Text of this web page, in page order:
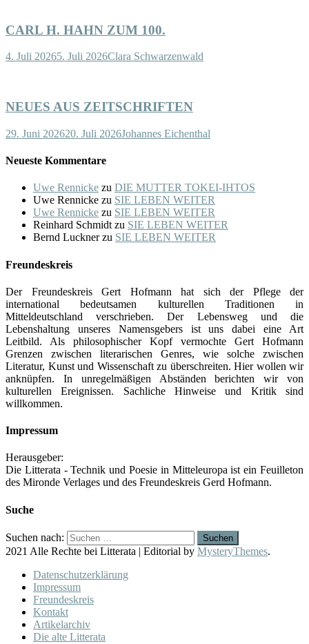
CARL H. HAHN ZUM 100.
4. Juli 20265. Juli 2026Clara Schwarzenwald
NEUES AUS ZEITSCHRIFTEN
29. Juni 202620. Juli 2026Johannes Eichenthal
Neueste Kommentare
Uwe Rennicke zu DIE MUTTER TOKEI-IHTOS
Uwe Rennicke zu SIE LEBEN WEITER
Uwe Rennicke zu SIE LEBEN WEITER
Reinhard Schmidtzu SIE LEBEN WEITER
Bernd Lucknerzu SIE LEBEN WEITER
Freundeskreis
Der Freundeskreis Gert Hofmann hat sich der Pflege der
international bedeutsamen kulturellen Traditionen in
Mitteldeutschland verschrieben. Der Lebensweg und die
Lebenshaltung unseres Namensgebers ist uns dabei eine Art
Leitbild. Als philosophischer Kopf vermochte Gert Hofmann
Grenzen zwischen literarischen Genres, wie solche zwischen
Literatur, Kunst und Wissenschaft zu überschreiten. Hier wollen wir
anknüpfen. In unregelmäßigen Abständen berichten wir von
kulturellen Ereignissen. Sachliche Hinweise und Kritik sind
willkommen.
Impressum
Herausgeber:
Die Litterata - Technik und Poesie in Mitteleuropa ist ein Feuilleton
des Mironde Verlages und des Freundeskreis Gerd Hofmann.
Suche
Suchen nach:
2021 Alle Rechte bei Litterata | Editorial by MysteryThemes.
Datenschutzerklärung
Impressum
Freundeskreis
Kontakt
Artikelarchiv
Die alte Litterata